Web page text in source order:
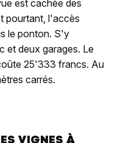
est cachée des
pourtant, l'accès
le ponton. S'y
et deux garages. Le
25'333 francs. Au
carrés.
VIGNES À